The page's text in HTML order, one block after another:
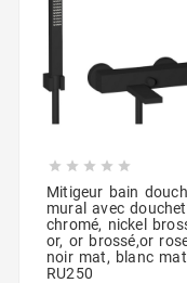
    
Mitigeur bain
mural avec
chromé, nickel
or, or brossé,or
noir mat, blanc mat
RU250